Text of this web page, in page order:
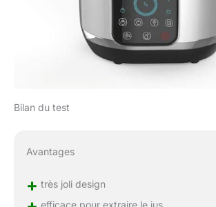
Bilan du test
Avantages
+ très joli design
efficace pour extraire le jus